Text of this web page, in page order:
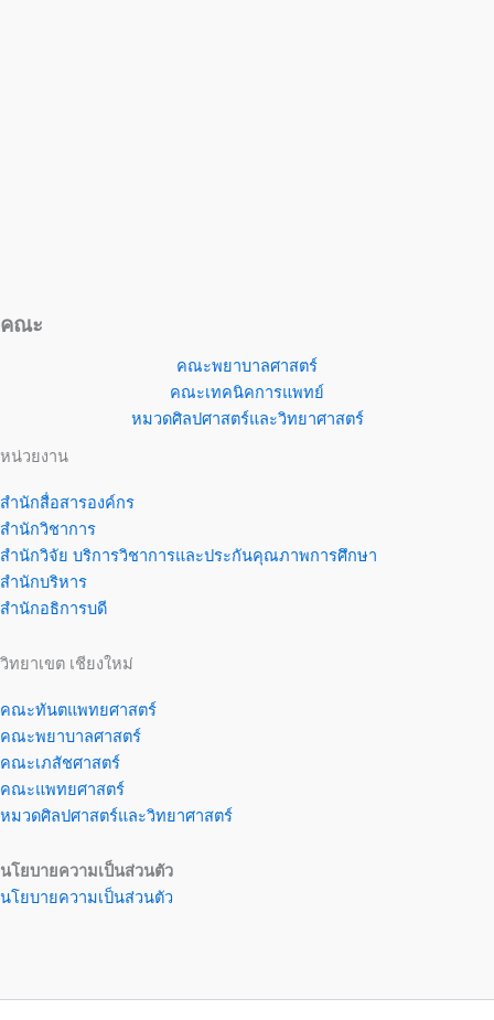
คณะ
คณะพยาบาลศาสตร์
คณะเทคนิคการแพทย์
หมวดศิลปศาสตร์และวิทยาศาสตร์
หน่วยงาน
สำนักสื่อสารองค์กร
สำนักวิชาการ
สำนักวิจัย บริการวิชาการและประกันคุณภาพการศึกษา
สำนักบริหาร
สำนักอธิการบดี
วิทยาเขต เชียงใหม่
คณะทันตแพทยศาสตร์
คณะพยาบาลศาสตร์
คณะเภสัชศาสตร์
คณะแพทยศาสตร์
หมวดศิลปศาสตร์และวิทยาศาสตร์
นโยบายความเป็นส่วนตัว
นโยบายความเป็นส่วนตัว